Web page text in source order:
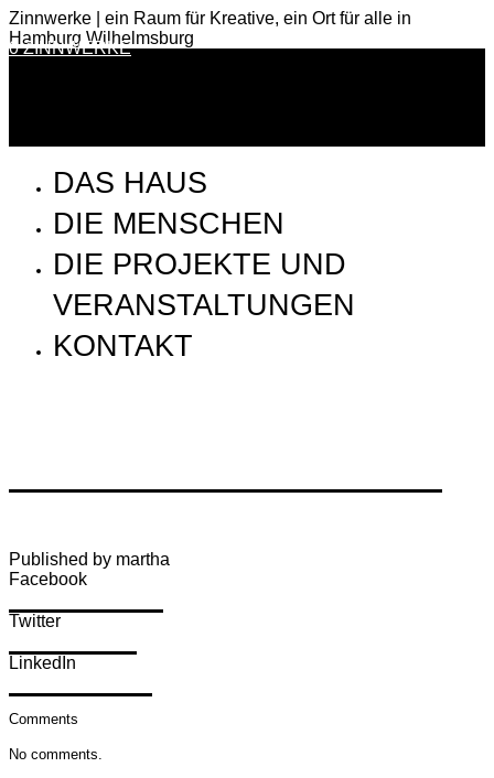
Zinnwerke | ein Raum für Kreative, ein Ort für alle in
Hamburg Wilhelmsburg
0 ZINNWERKE
DAS HAUS
DIE MENSCHEN
DIE PROJEKTE UND
VERANSTALTUNGEN
KONTAKT
Published by martha
Facebook
Twitter
LinkedIn
Comments
No comments.